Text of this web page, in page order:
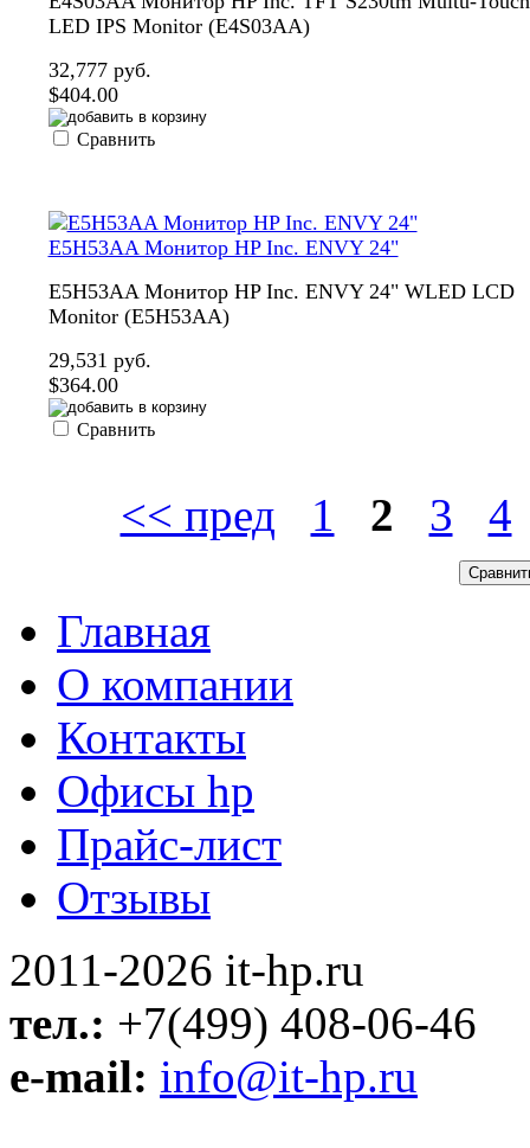
LED IPS Monitor (E4S03AA)
32,777 руб.
$404.00
Сравнить
E5H53AA Монитор HP Inc. ENVY 24"
E5H53AA Монитор HP Inc. ENVY 24" WLED LCD
Monitor (E5H53AA)
29,531 руб.
$364.00
Сравнить
<< пред 1 2 3 4
Главная
О компании
Контакты
Офисы hp
Прайс-лист
Отзывы
2011-2026 it-hp.ru
тел.: +7(499) 408-06-46
e-mail: info@it-hp.ru